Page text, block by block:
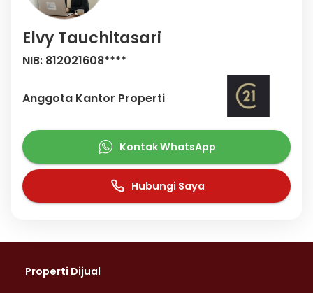
Elvy Tauchitasari
NIB: 812021608****
Anggota Kantor Properti
Kontak WhatsApp
Hubungi Saya
Properti Dijual